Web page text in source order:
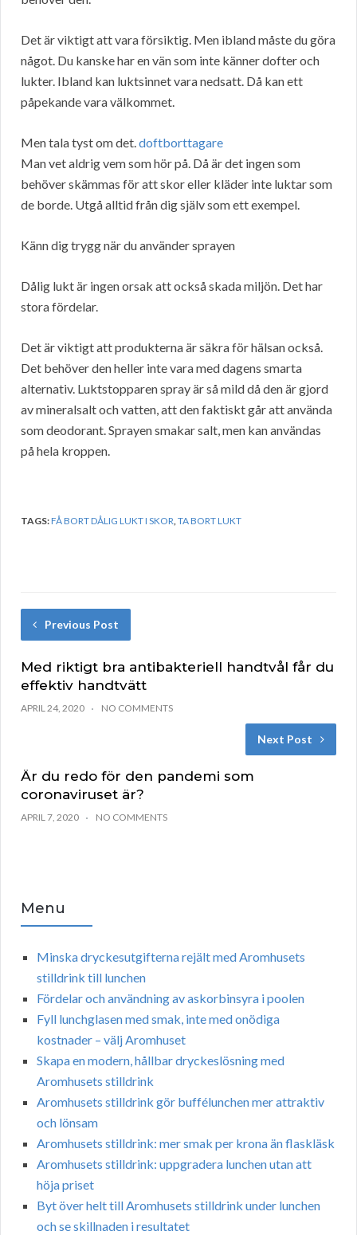
Det är viktigt att vara försiktig. Men ibland måste du göra
något. Du kanske har en vän som inte känner dofter och
lukter. Ibland kan luktsinnet vara nedsatt. Då kan ett
påpekande vara välkommet.
Men tala tyst om det.doftborttagare
Man vet aldrig vem som hör på. Då är det ingen som
behöver skämmas för att skor eller kläder inte luktar som
de borde. Utgå alltid från dig själv som ett exempel.
Känn dig trygg när du använder sprayen
Dålig lukt är ingen orsak att också skada miljön. Det har
stora fördelar.
Det är viktigt att produkterna är säkra för hälsan också.
Det behöver den heller inte vara med dagens smarta
alternativ. Luktstopparen spray är så mild då den är gjord
av mineralsalt och vatten, att den faktiskt går att använda
som deodorant. Sprayen smakar salt, men kan användas
på hela kroppen.
TAGS:FÅ BORT DÅLIG LUKT I SKOR,TA BORT LUKT
Previous Post
Med riktigt bra antibakteriell handtvål får du
effektiv handtvätt
APRIL 24, 2020 NO COMMENTS
Next Post
Är du redo för den pandemi som
coronaviruset är?
APRIL 7, 2020 NO COMMENTS
Menu
Minska dryckesutgifterna rejält med Aromhusets
stilldrink till lunchen
Fördelar och användning av askorbinsyra i poolen
Fyll lunchglasen med smak, inte med onödiga
kostnader – välj Aromhuset
Skapa en modern, hållbar dryckeslösning med
Aromhusets stilldrink
Aromhusets stilldrink gör buffélunchen mer attraktiv
och lönsam
Aromhusets stilldrink: mer smak per krona än flaskläsk
Aromhusets stilldrink: uppgradera lunchen utan att
höja priset
Byt över helt till Aromhusets stilldrink under lunchen
och se skillnaden i resultatet